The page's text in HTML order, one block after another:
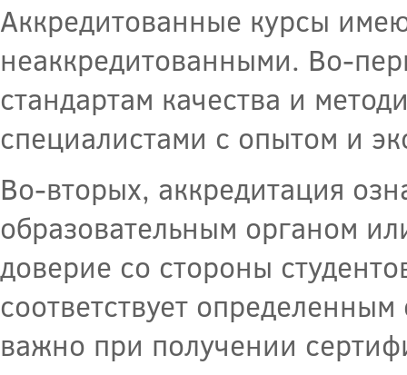
Аккредитованные курсы
неаккредитованными. Во-
стандартам качества и
специалистами с опытом и
Во-вторых, аккредитация
образовательным органом
доверие со стороны
соответствует
важно при получении